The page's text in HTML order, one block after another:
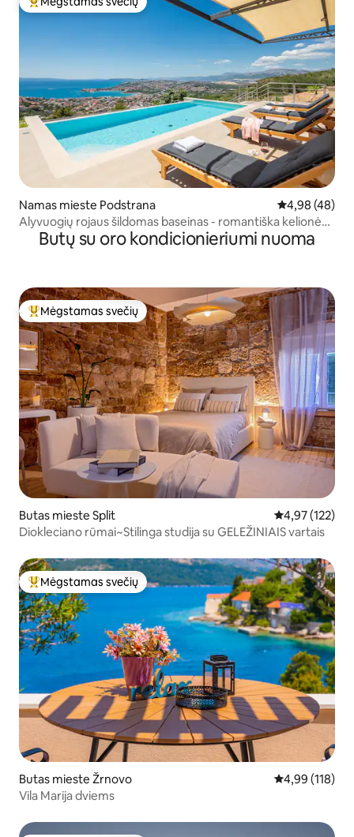
Svečių mėgstamiausias
Namas mieste Podstrana Vidutinis
4,98 (48)
Alyvuogių rojaus šildomas baseinas - romantiška kelionė
dviems
Butų su oro kondicionieriumi nuoma
Svečių mėgstamiausias
Mėgstamas svečių
Butas mieste Split Vidutinis
4,97 (122)
Diokleciano rūmai~Stilinga studija su GELEŽINIAIS vartais
Svečių mėgstamiausias
Mėgstamas svečių
Butas mieste Žrnovo Vidutinis
4,99 (118)
Vila Marija dviems